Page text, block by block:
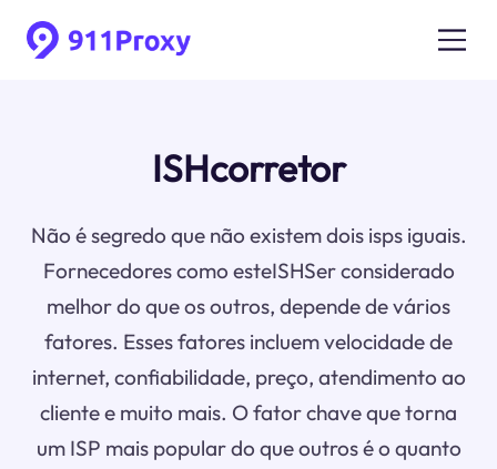
ISHcorretor
Não é segredo que não existem dois isps iguais.
Fornecedores como esteISHSer considerado
melhor do que os outros, depende de vários
fatores. Esses fatores incluem velocidade de
internet, confiabilidade, preço, atendimento ao
cliente e muito mais. O fator chave que torna
um ISP mais popular do que outros é o quanto